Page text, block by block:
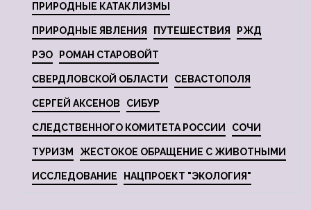
ПРИРОДНЫЕ КАТАКЛИЗМЫ
ПРИРОДНЫЕ ЯВЛЕНИЯ ПУТЕШЕСТВИЯ РЖД
РЭО РОМАН СТАРОВОЙТ
СВЕРДЛОВСКОЙ ОБЛАСТИ СЕВАСТОПОЛЯ
СЕРГЕЙ АКСЕНОВ СИБУР
СЛЕДСТВЕННОГО КОМИТЕТА РОССИИ СОЧИ
ТУРИЗМ ЖЕСТОКОЕ ОБРАЩЕНИЕ С ЖИВОТНЫМИ
ИССЛЕДОВАНИЕ НАЦПРОЕКТ "ЭКОЛОГИЯ"